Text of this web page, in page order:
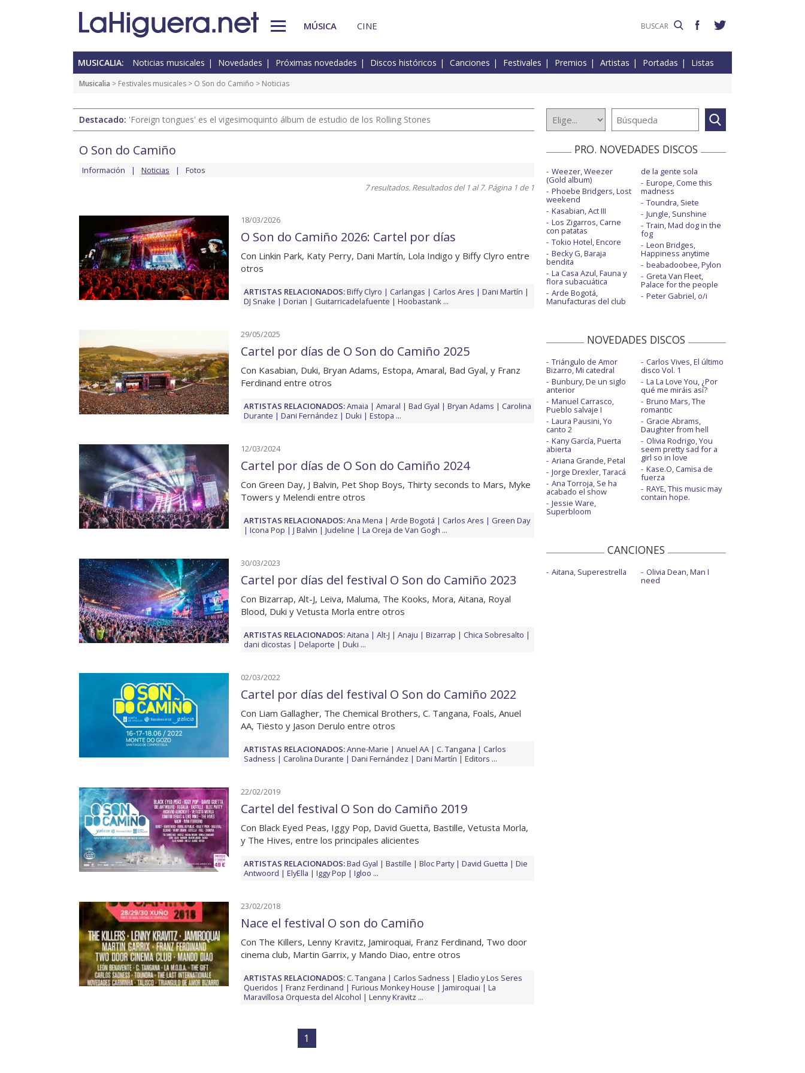
MÚSICA CINE
MUSICALIA: Noticias musicales Novedades Próximas novedades Discos históricos Canciones Festivales Premios Artistas Portadas Listas
Musicalia > Festivales musicales > O Son do Camiño > Noticias
Destacado: 'Foreign tongues' es el vigesimoquinto álbum de estudio de los Rolling Stones
O Son do Camiño
Información Noticias
Fotos
7 resultados. Resultados del 1 al 7. Página 1 de 1
18/03/2026
O Son do Camiño 2026: Cartel por días
Con Linkin Park, Katy Perry, Dani Martín, Lola Indigo y Biffy Clyro entre
otros
ARTISTAS RELACIONADOS:Biffy Clyro Carlangas Carlos Ares
Dani Martín
DJ Snake
Dorian Guitarricadelafuente Hoobastank ...
29/05/2025
Cartel por días de O Son do Camiño 2025
Con Kasabian, Duki, Bryan Adams, Estopa, Amaral, Bad Gyal, y Franz
Ferdinand entre otros
ARTISTAS RELACIONADOS:Amaia Amaral Bad Gyal Bryan Adams
Carolina
Durante
Dani Fernández Duki Estopa ...
12/03/2024
Cartel por días de O Son do Camiño 2024
Con Green Day, J Balvin, Pet Shop Boys, Thirty seconds to Mars, Myke
Towers y Melendi entre otros
ARTISTAS RELACIONADOS:Ana Mena Arde Bogotá Carlos Ares
Green Day
Icona Pop
J Balvin Judeline La Oreja de Van Gogh ...
30/03/2023
Cartel por días del festival O Son do Camiño 2023
Con Bizarrap, Alt-J, Leiva, Maluma, The Kooks, Mora, Aitana, Royal
Blood, Duki y Vetusta Morla entre otros
ARTISTAS RELACIONADOS:Aitana Alt-J Anaju Bizarrap
Chica Sobresalto
dani dicostas
Delaporte Duki ...
02/03/2022
Cartel por días del festival O Son do Camiño 2022
Con Liam Gallagher, The Chemical Brothers, C. Tangana, Foals, Anuel
AA, Tiësto y Jason Derulo entre otros
ARTISTAS RELACIONADOS:Anne-Marie Anuel AA C. Tangana
Carlos
Sadness
Carolina Durante Dani Fernández Dani Martín Editors ...
22/02/2019
Cartel del festival O Son do Camiño 2019
Con Black Eyed Peas, Iggy Pop, David Guetta, Bastille, Vetusta Morla,
y The Hives, entre los principales alicientes
ARTISTAS RELACIONADOS:Bad Gyal Bastille Bloc Party David Guetta
Die
Antwoord
ElyElla Iggy Pop Igloo ...
23/02/2018
Nace el festival O son do Camiño
Con The Killers, Lenny Kravitz, Jamiroquai, Franz Ferdinand, Two door
cinema club, Martin Garrix, y Mando Diao, entre otros
ARTISTAS RELACIONADOS:C. Tangana Carlos Sadness
Eladio y Los Seres
Queridos
Franz Ferdinand Furious Monkey House Jamiroquai
La
Maravillosa Orquesta del Alcohol
Lenny Kravitz ...
1
PRO. NOVEDADES DISCOS
Weezer, Weezer
(Gold album)
Phoebe Bridgers, Lost
weekend
Kasabian, Act III
Los Zigarros, Carne
con patatas
Tokio Hotel, Encore
Becky G, Baraja
bendita
La Casa Azul, Fauna y
flora subacuática
Arde Bogotá,
Manufacturas del club
de la gente sola
Europe, Come this
madness
Toundra, Siete
Jungle, Sunshine
Train, Mad dog in the
fog
Leon Bridges,
Happiness anytime
beabadoobee, Pylon
Greta Van Fleet,
Palace for the people
Peter Gabriel, o/i
NOVEDADES DISCOS
Triángulo de Amor
Bizarro, Mi catedral
Bunbury, De un siglo
anterior
Manuel Carrasco,
Pueblo salvaje I
Laura Pausini, Yo
canto 2
Kany García, Puerta
abierta
Ariana Grande, Petal
Jorge Drexler, Taracá
Ana Torroja, Se ha
acabado el show
Jessie Ware,
Superbloom
Carlos Vives, El último
disco Vol. 1
La La Love You, ¿Por
qué me miráis así?
Bruno Mars, The
romantic
Gracie Abrams,
Daughter from hell
Olivia Rodrigo, You
seem pretty sad for a
girl so in love
Kase.O, Camisa de
fuerza
RAYE, This music may
contain hope.
CANCIONES
Aitana, Superestrella Olivia Dean, Man I
need